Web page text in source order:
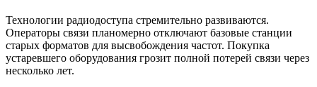
Технологии радиодоступа стремительно развиваются.
Операторы связи планомерно отключают базовые станции
старых форматов для высвобождения частот. Покупка
устаревшего оборудования грозит полной потерей связи через
несколько лет.